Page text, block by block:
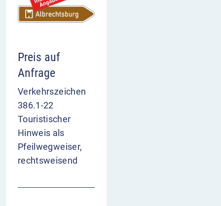
Preis auf
Anfrage
Verkehrszeichen
386.1-22
Touristischer
Hinweis als
Pfeilwegweiser,
rechtsweisend